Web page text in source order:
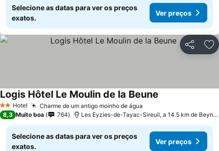
Selecione as datas para ver os preços
exatos.
Ver preços
Partilhar
2 Estrelas
Hotel Charme de um antigo moinho de água
Logis Hôtel Le Moulin de la Beune
8,3 Muito boa 764 Les Eyzies-de-Tayac-Sireuil, a 14.5 km de Beynac-et-Cazenac
Selecione as datas para ver os preços
exatos.
Ver preços